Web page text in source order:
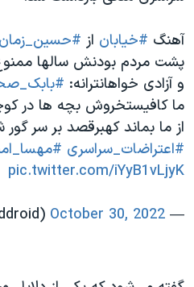
آهنگ #خیابان از #حسین_زمان
پشت مردم بودنش سالها
و آزادی خواهانترانه:
ما کافیستخروش بچه ها در
از ما بماند کهبرقصد بر سر
#اعتراضات_سراسری
pic.twitter.com/iYyB1vLjyK
— EDroid (@emaddroid)
October 30, 2022